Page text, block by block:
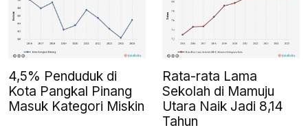
4,5% Penduduk di
Kota Pangkal Pinang
Masuk Kategori Miskin
Rata-rata Lama
Sekolah di Mamuju
Utara Naik Jadi 8,14
Tahun